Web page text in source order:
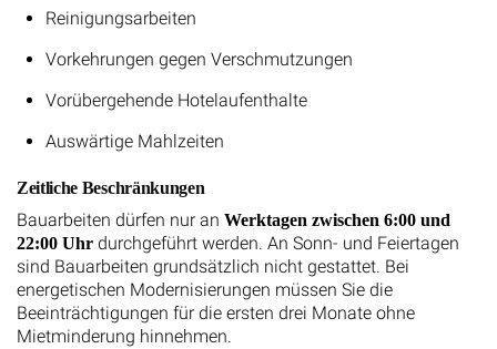
Reinigungsarbeiten
Vorkehrungen gegen Verschmutzungen
Vorübergehende Hotelaufenthalte
Auswärtige Mahlzeiten
Zeitliche Beschränkungen
Bauarbeiten dürfen nur an Werktagen zwischen 6:00 und
22:00 Uhr durchgeführt werden. An Sonn- und Feiertagen
sind Bauarbeiten grundsätzlich nicht gestattet. Bei
energetischen Modernisierungen müssen Sie die
Beeinträchtigungen für die ersten drei Monate ohne
Mietminderung hinnehmen.